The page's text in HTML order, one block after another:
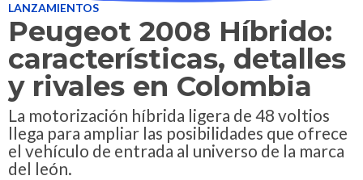
LANZAMIENTOS
Peugeot 2008 Híbrido:
características, detalles
y rivales en Colombia
La motorización híbrida ligera de 48 voltios
llega para ampliar las posibilidades que ofrece
el vehículo de entrada al universo de la marca
del león.